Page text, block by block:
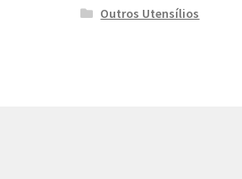
Outros Utensílios